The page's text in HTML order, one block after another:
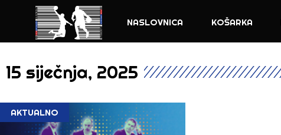
NASLOVNICA KOŠARKA
15 siječnja, 2025
AKTUALNO